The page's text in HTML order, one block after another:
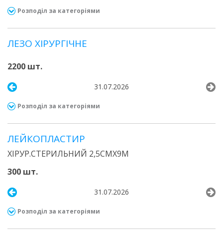
Розподіл за категоріями
ЛЕЗО ХІРУРГІЧНЕ
2200 шт.
31.07.2026
Розподіл за категоріями
ЛЕЙКОПЛАСТИР
ХІРУР.СТЕРИЛЬНИЙ 2,5СМХ9М
300 шт.
31.07.2026
Розподіл за категоріями